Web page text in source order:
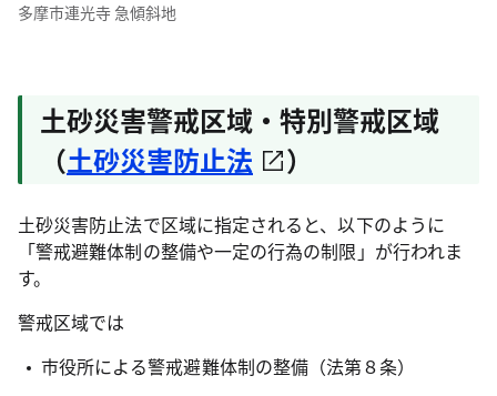
多摩市連光寺 急傾斜地
土砂災害警戒区域・特別警戒区域
（土砂災害防止法 ）
土砂災害防止法で区域に指定されると、以下のように
「警戒避難体制の整備や一定の行為の制限」が行われま
す。
警戒区域では
市役所による警戒避難体制の整備（法第８条）